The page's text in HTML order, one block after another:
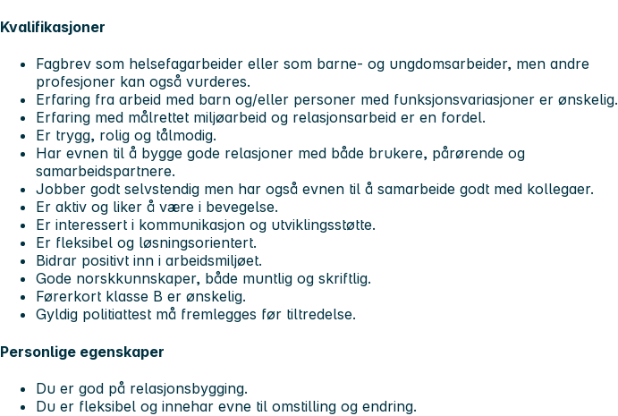
Kvalifikasjoner
Fagbrev som helsefagarbeider eller som barne- og ungdomsarbeider, men andre
profesjoner kan også vurderes.
Erfaring fra arbeid med barn og/eller personer med funksjonsvariasjoner er ønskelig.
Erfaring med målrettet miljøarbeid og relasjonsarbeid er en fordel.
Er trygg, rolig og tålmodig.
Har evnen til å bygge gode relasjoner med både brukere, pårørende og
samarbeidspartnere.
Jobber godt selvstendig men har også evnen til å samarbeide godt med kollegaer.
Er aktiv og liker å være i bevegelse.
Er interessert i kommunikasjon og utviklingsstøtte.
Er fleksibel og løsningsorientert.
Bidrar positivt inn i arbeidsmiljøet.
Gode norskkunnskaper, både muntlig og skriftlig.
Førerkort klasse B er ønskelig.
Gyldig politiattest må fremlegges før tiltredelse.
Personlige egenskaper
Du er god på relasjonsbygging.
Du er fleksibel og innehar evne til omstilling og endring.